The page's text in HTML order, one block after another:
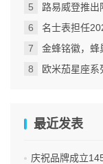
路易威登推出
名士表担任
金蜂铭徽，蜂
欧米茄星座
最近发表
庆祝品牌成立